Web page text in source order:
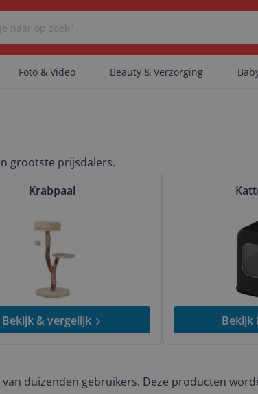
Er zijn geen producten gevonden.
Foto & Video Beauty & Verzorging
grootste prijsdalers.
Krabpaal
Bekijk & vergelijk Bekijk
duizenden gebruikers. Deze producten